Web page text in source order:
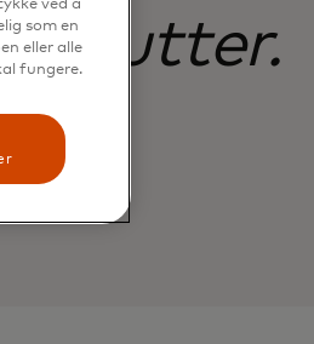
ved å
som en
eller alle
fungere.